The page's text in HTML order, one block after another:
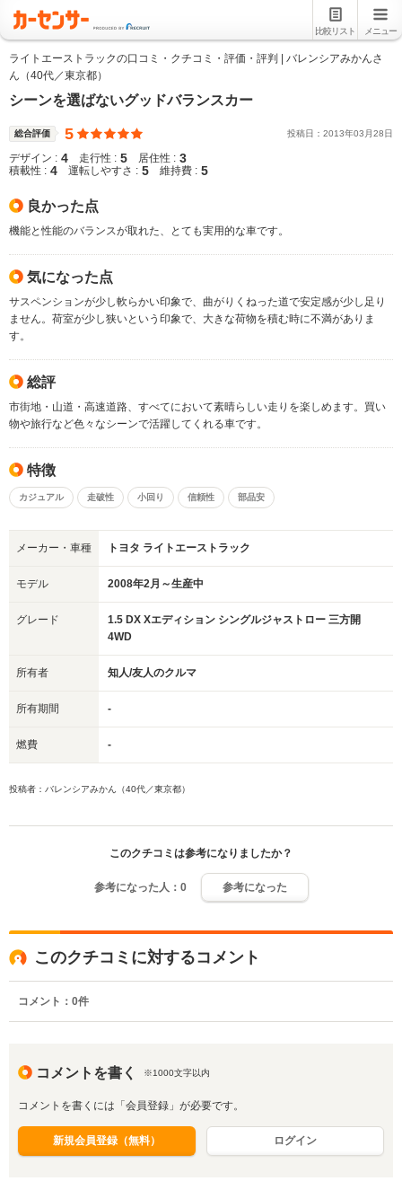
比較リスト メニュー
ライトエーストラックの口コミ・クチコミ・評価・評判 | バレンシアみかんさ
ん（40代／東京都）
シーンを選ばないグッドバランスカー
総合評価 5 投稿日： 2013年03 月28日
デザイン : 4 走行性 : 5 居住性 : 3
積載性 : 4 運転しやすさ : 5 維持費 : 5
良かった点
機能と性能のバランスが取れた、とても実用的な車です。
気になった点
サスペンションが少し軟らかい印象で、曲がりくねった道で安定感が少し足り
ません。荷室が少し狭いという印象で、大きな荷物を積む時に不満がありま
す。
総評
市街地・山道・高速道路、すべてにおいて素晴らしい走りを楽しめます。買い
物や旅行など色々なシーンで活躍してくれる車です。
特徴
カジュアル 走破性 小回り 信頼性 部品安
メーカー・車種 トヨタ ライトエーストラック
モデル 2008年2月～生産中
グレード
1.5 DX Xエディション シングルジャストロー 三方開
4WD
所有者 知人/友人のクルマ
所有期間 -
燃費 -
投稿者：バレンシアみかん（40代／東京都）
このクチコミは参考になりましたか？
参考になった人： 0 参考になった
このクチコミに対するコメント
コメント： 0件
コメントを書く ※1000文字以内
コメントを書くには「会員登録」が必要です。
新規会員登録（無料） ログイン